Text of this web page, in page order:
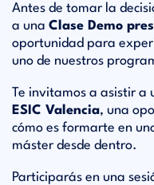
Antes de tomar la
a una Clase Demo
oportunidad para
uno de nuestros
Te invitamos a asistir a
ESIC Valencia, una
cómo es formarte en
máster desde dentro.
Participarás en una